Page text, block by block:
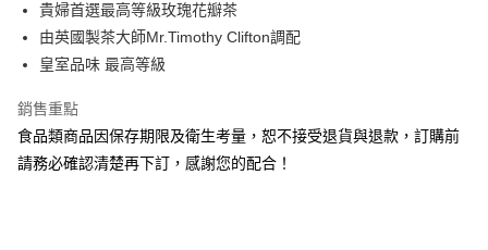
大哥付你分期
相關說明
【大哥付你分期使用說明】
2.付款方式選擇「大哥付你分期」，訂單成立後會自動跳轉到大哥付的交易
流程，驗證手機門號後，選擇欲分期的期數、繳款截止日，確認付款後即完
成交易。
3.實際核准額度、可分期數及費用金額請依後續交易確認頁面所載為準。
相關說明
【關於「AFTEE先享後付」】
AFTEE先享後付是「在收到商品之後才付款」的支付方式。 讓您購物簡單
ATM付款
貴婦首選最高等級玫瑰花瓣茶
由英國製茶大師Mr.Timothy Clifton調配
皇室品味 最高等級
銷售重點
食品類商品因保存期限及衛生考量，恕不接受退貨與退款，訂購前
請務必確認清楚再下訂，感謝您的配合！